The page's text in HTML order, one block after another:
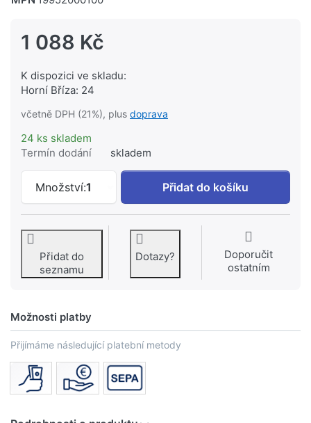
1 088 Kč
K dispozici ve skladu:
Horní Bříza: 24
včetně DPH (21%), plus doprava
24 ks skladem
Termín dodání
skladem
Množství:1
KEUCO pumpička dávkovače #19952
Přidat do košíku
Přidat do
seznamu
Dotazy?
Doporučit
ostatním
Možnosti platby
Přijímáme následující platební metody